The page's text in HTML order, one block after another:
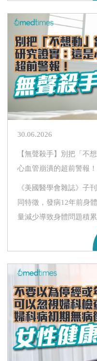
30.06.2026
【無聲殺手】別把「不
心血管崩潰的超前警報！
《美國醫學會雜誌》子
同特徵，發病12年前身
量減少導致身體問題積累